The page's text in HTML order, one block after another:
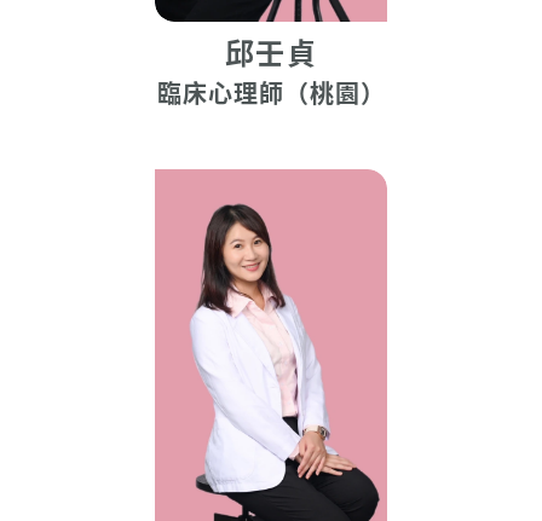
邱壬貞
臨床心理師（桃園）